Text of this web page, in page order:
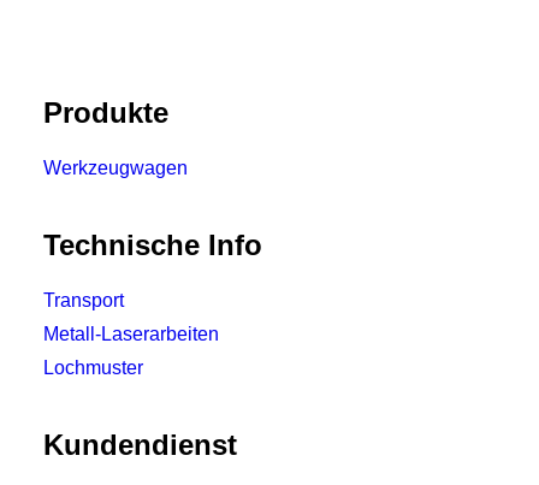
Produkte
Werkzeugwagen
Technische Info
Transport
Metall-Laserarbeiten
Lochmuster
Kundendienst